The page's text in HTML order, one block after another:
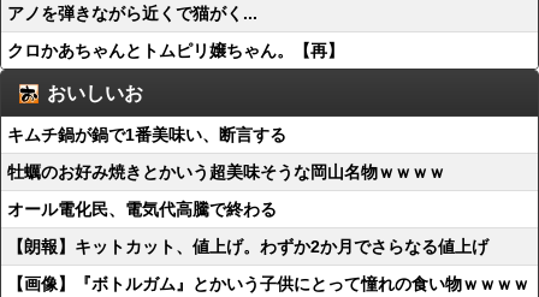
アノを弾きながら近くで猫がく...
クロかあちゃんとトムピリ嬢ちゃん。【再】
おいしいお
キムチ鍋が鍋で1番美味い、断言する
牡蠣のお好み焼きとかいう超美味そうな岡山名物ｗｗｗｗ
オール電化民、電気代高騰で終わる
【朗報】キットカット、値上げ。わずか2か月でさらなる値上げ
【画像】『ボトルガム』とかいう子供にとって憧れの食い物ｗｗｗｗ